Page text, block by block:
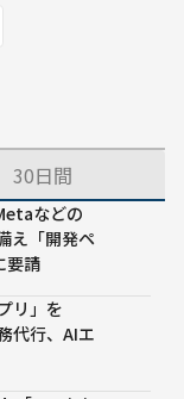
30日間
などの
え「開発ペ
要請
リ」を
代行、AIエ